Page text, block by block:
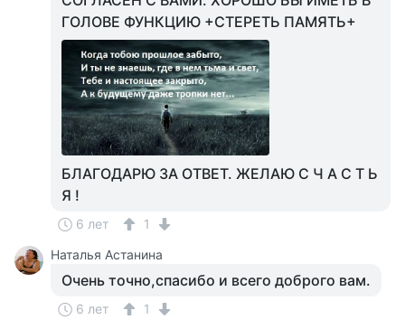
ГОЛОВЕ ФУНКЦИЮ +СТЕРЕТЬ ПАМЯТЬ+
БЛАГОДАРЮ ЗА ОТВЕТ. ЖЕЛАЮ С Ч А С Т Ь
Я !
6 лет
1
Наталья Астанина
Очень точно,спасибо и всего доброго вам.
6 лет 1